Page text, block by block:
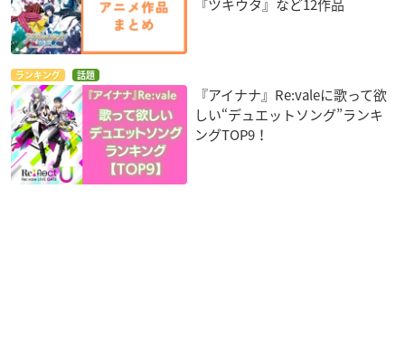
『ツキウタ』など12作品
ランキング 話題
『アイナナ』Re:valeに歌って欲
しい“デュエットソング”ランキ
ングTOP9！